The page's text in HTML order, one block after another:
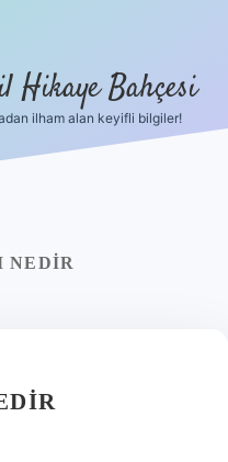
Hikaye Bahçesi
ilham alan keyifli bilgiler!
NEDIR